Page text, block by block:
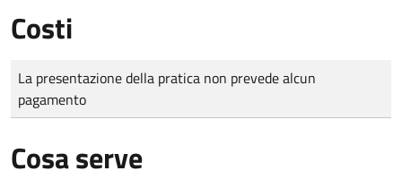
Costi
Tipo di pagamento
Importo
La presentazione della pratica non prevede alcun
pagamento
Cosa serve